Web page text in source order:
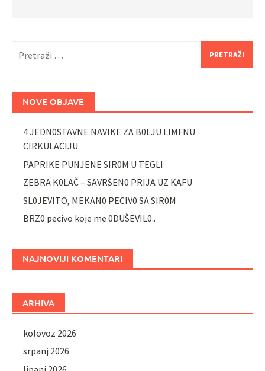
NOVE OBJAVE
4 JEDN0STAVNE NAVIKE ZA B0LJU LIMFNU
CIRKULACIJU
PAPRIKE PUNJENE SIR0M U TEGLI
ZEBRA K0LAČ – SAVRŠEN0 PRIJA UZ KAFU
SL0JEVITO, MEKAN0 PECIV0 SA SIR0M
BRZ0 pecivo koje me 0DUŠEVIL0..
NAJNOVIJI KOMENTARI
ARHIVA
kolovoz 2026
srpanj 2026